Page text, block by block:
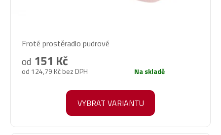
hodnocení
produktu
je
Froté prostěradlo pudrové
od 124,79 Kč bez DPH
od 151 Kč
Na skladě
VYBRAT VARIANTU